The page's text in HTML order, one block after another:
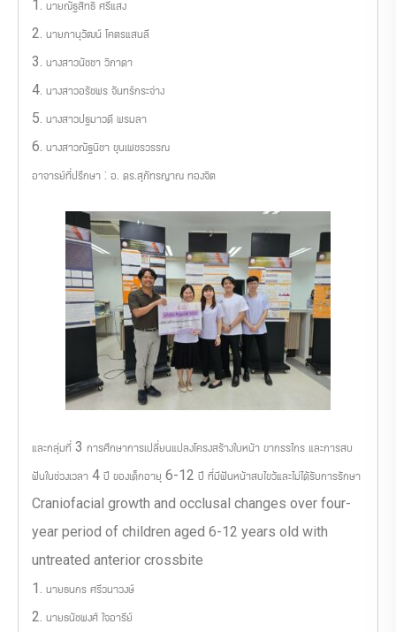
1. นายณัฐสิทธิ์ ศรีแสง
2. นายภานุวัฒน์ โคตรแสนลี
3. นางสาวนัชชา วิภาดา
4. นางสาวอรัชพร จันทร์กระจ่าง
5. นางสาวปฐมาวดี พรมลา
6. นางสาวณัฐนิชา ขุนเพชรวรรณ
อาจารย์ที่ปรึกษา : อ. ดร.สุภัทรญาณ ทองจิต
และกลุ่มที่ 3 การศึกษาการเปลี่ยนแปลงโครงสร้างใบหน้า ขากรรไกร และการสบ
ฟันในช่วงเวลา 4 ปี ของเด็กอายุ 6-12 ปี ที่มีฟันหน้าสบไขว้และไม่ได้รับการรักษา
Craniofacial growth and occlusal changes over four-
year period of children aged 6-12 years old with
untreated anterior crossbite
1. นายธนกร ศรีวนาวงษ์
2. นายธนัชพงศ์ ใจอารีย์